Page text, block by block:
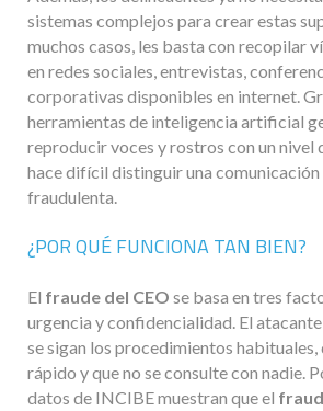
sistemas complejos para crear estas
muchos casos, les basta con recopilar
en redes sociales, entrevistas,
corporativas disponibles en internet.
herramientas de inteligencia artificial
reproducir voces y rostros con un nivel
hace difícil distinguir una comunicación
fraudulenta.
¿POR QUÉ FUNCIONA TAN BIEN?
El fraude del CEO se basa en tres
urgencia y confidencialidad. El
se sigan los procedimientos habituales,
rápido y que no se consulte con nadie.
datos de INCIBE muestran que el